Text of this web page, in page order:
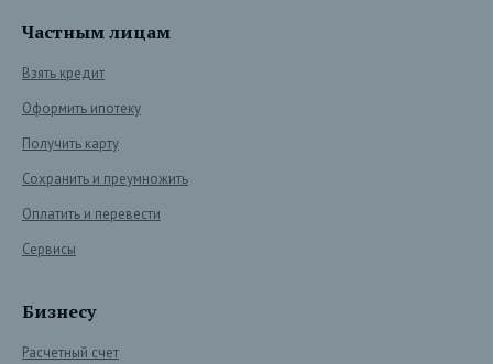
Частным лицам
Взять кредит
Оформить ипотеку
Получить карту
Сохранить и преумножить
Оплатить и перевести
Сервисы
Бизнесу
Расчетный счет